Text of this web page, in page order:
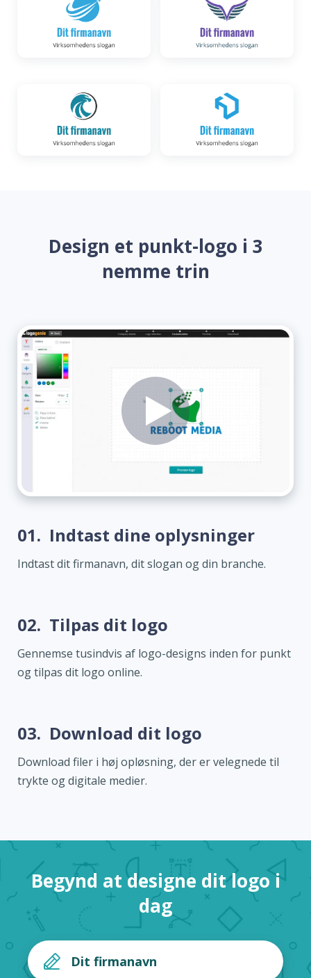
Design et punkt-logo i 3
nemme trin
01. Indtast dine oplysninger
Indtast dit firmanavn, dit slogan og din branche.
02. Tilpas dit logo
Gennemse tusindvis af logo-designs inden for punkt
og tilpas dit logo online.
03. Download dit logo
Download filer i høj opløsning, der er velegnede til
trykte og digitale medier.
Begynd at designe dit logo i
dag